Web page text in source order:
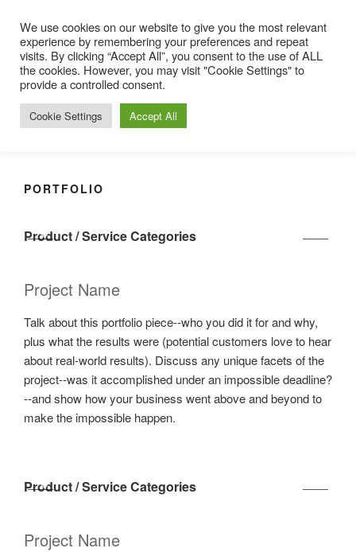
contenuto
STIMOLAZIONE BASALE
Sito italiano di Basale Stimulation nach Prof. Dr. Fröhlich®
Menu
PORTFOLIO
Product / Service Categories
Project Name
Talk about this portfolio piece--who you did it for and why,
plus what the results were (potential customers love to hear
about real-world results). Discuss any unique facets of the
project--was it accomplished under an impossible deadline?
--and show how your business went above and beyond to
make the impossible happen.
Product / Service Categories
Project Name
We use cookies on our website to give you the most relevant
experience by remembering your preferences and repeat
visits. By clicking “Accept All”, you consent to the use of ALL
the cookies. However, you may visit "Cookie Settings" to
provide a controlled consent.
Cookie Settings Accept All